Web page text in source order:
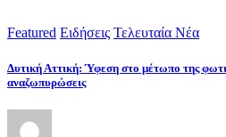
Featured Ειδήσεις Τελευταία Νέα
Δυτική Αττική: Ύφεση στο μέτωπο της
αναζωπυρώσεις